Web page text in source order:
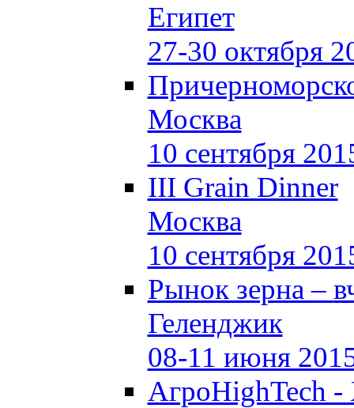
Египет
27-30 октября
Москва
10 сентября
III Grain Dinner
Москва
10 сентября
Рынок зерна –
Геленджик
08-11 июня
АгроHighTech